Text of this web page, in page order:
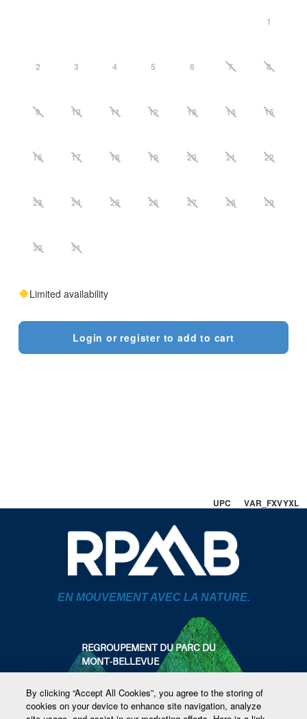
1
2 3 4 5 6 7 8
9 10 11 12 13 14 15
16 17 18 19 20 21 22
23 24 25 26 27 28 29
30 31
Limited availability
Login or register to add to cart
UPC VAR_FXVYXL
EN MOUVEMENT AVEC LA NATURE.
REGROUPEMENT DU PARC DU
MONT-BELLEVUE
info@parcmontbellevue.com
1440 rue Brébeuf
By clicking “Accept All Cookies”, you agree to the storing of
cookies on your device to enhance site navigation, analyze